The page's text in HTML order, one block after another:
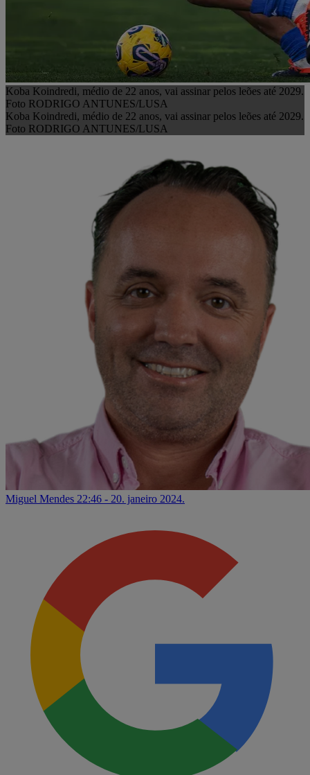
Koba Koindredi, médio de 22 anos, vai assinar pelos leões até 2029.
Foto RODRIGO ANTUNES/LUSA
Koba Koindredi, médio de 22 anos, vai assinar pelos leões até 2029.
Foto RODRIGO ANTUNES/LUSA
Miguel Mendes 22:46 - 20. janeiro 2024.